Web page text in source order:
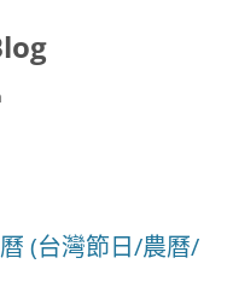
(台灣節日/農曆/